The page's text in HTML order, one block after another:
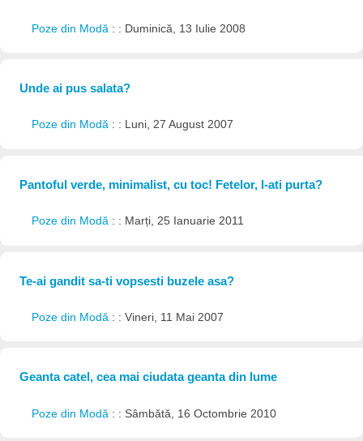
Poze din Modă : : Duminică, 13 Iulie 2008
Unde ai pus salata?
Poze din Modă : : Luni, 27 August 2007
Pantoful verde, minimalist, cu toc! Fetelor, l-ati purta?
Poze din Modă : : Marți, 25 Ianuarie 2011
Te-ai gandit sa-ti vopsesti buzele asa?
Poze din Modă : : Vineri, 11 Mai 2007
Geanta catel, cea mai ciudata geanta din lume
Poze din Modă : : Sâmbătă, 16 Octombrie 2010